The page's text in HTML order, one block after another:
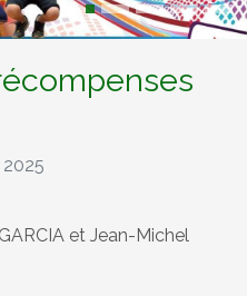
et Jean-Michel